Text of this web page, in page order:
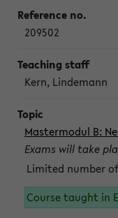
209502
Kern, Lindemann
Mastermodul B:
Exams will take
Limited number
Course taught in